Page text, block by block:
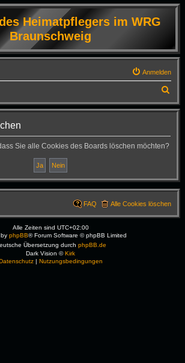
Heimatpflegers im WRG
Braunschweig
Anmelden
u
Sie alle Cookies des Boards löschen möchten?
Alle Cookies löschen
FAQ
Alle Zeiten sind UTC+02:00
phpBB® Forum Software © phpBB Limited
Übersetzung durch phpBB.de
Dark Vision ©Kirk
| Nutzungsbedingungen